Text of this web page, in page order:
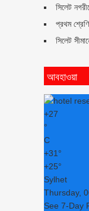
সিলেট
প্রথম
সিলেট
আবহাওয়া
+27
°
C
+31°
+25°
Sylhet
Thursday,
See 7-Day